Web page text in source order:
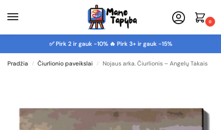
0
✅ Pirk 2 ir gauk -10% 🔥 Pirk 3+ ir gauk -15%
Pradžia / Čiurlionio paveikslai / Nojaus arka. Čiurlionis – Angelų Takais